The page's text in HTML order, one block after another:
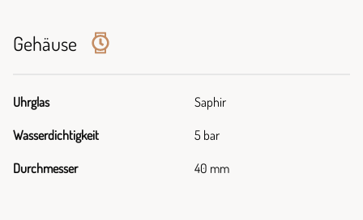
Gehäuse
Uhrglas Saphir
Wasserdichtigkeit 5 bar
Durchmesser 40 mm